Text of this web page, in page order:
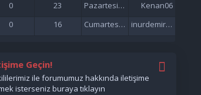
0 23 Pazartesi saat 21:37'de Kenan06
0 16 Cumartesi saat 17:51'de inurdemirelseo
Geçin!
ile forumumuz hakkında iletişime
isterseniz buraya tıklayın